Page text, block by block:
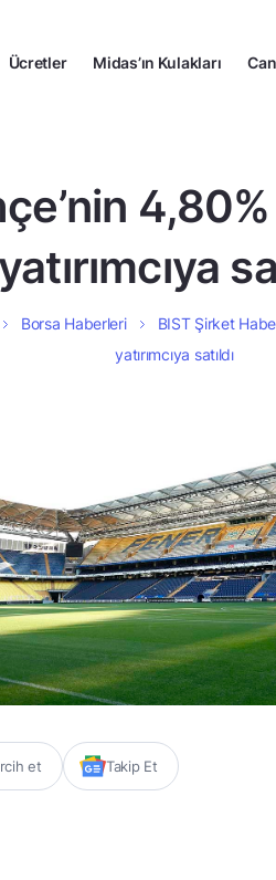
Ücretler Midas’ın Kulakları
4,80%
yatırımcıya
Borsa Haberleri BIST Şirket
yatırımcıya satıldı
et Takip Et